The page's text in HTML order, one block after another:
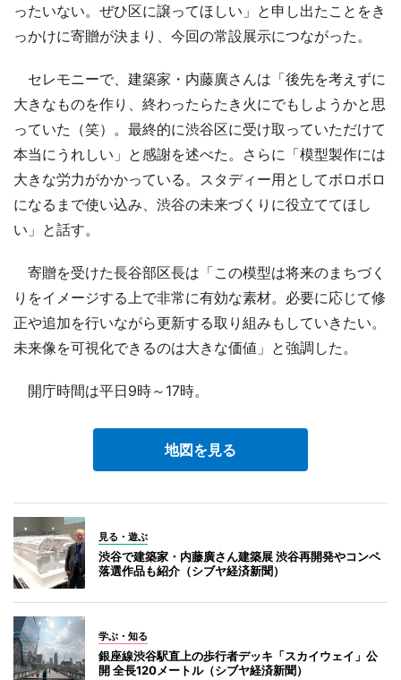
ったいない。ぜひ区に譲ってほしい」と申し出たことをき
っかけに寄贈が決まり、今回の常設展示につながった。
セレモニーで、建築家・内藤廣さんは「後先を考えずに
大きなものを作り、終わったらたき火にでもしようかと思
っていた（笑）。最終的に渋谷区に受け取っていただけて
本当にうれしい」と感謝を述べた。さらに「模型製作には
大きな労力がかかっている。スタディー用としてボロボロ
になるまで使い込み、渋谷の未来づくりに役立ててほし
い」と話す。
寄贈を受けた長谷部区長は「この模型は将来のまちづく
りをイメージする上で非常に有効な素材。必要に応じて修
正や追加を行いながら更新する取り組みもしていきたい。
未来像を可視化できるのは大きな価値」と強調した。
開庁時間は平日9時～17時。
地図を見る
見る・遊ぶ
渋谷で建築家・内藤廣さん建築展 渋谷再開発やコンペ
落選作品も紹介（シブヤ経済新聞）
学ぶ・知る
銀座線渋谷駅直上の歩行者デッキ「スカイウェイ」公
開 全長120メートル（シブヤ経済新聞）